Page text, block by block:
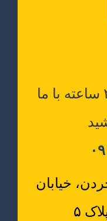
جهت اجاره خودرو ۲۴ ساعته با ما
خیابان
۵